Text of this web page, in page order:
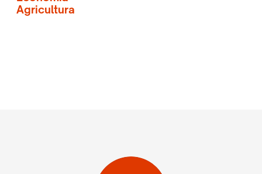
Agricultura